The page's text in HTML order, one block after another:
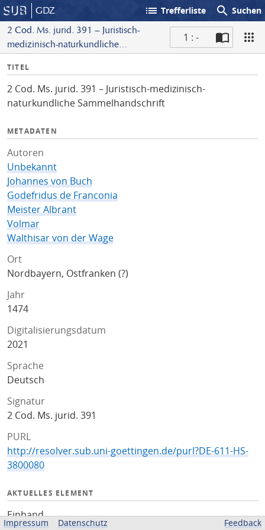
GDZ list Trefferliste search Suchen
2 Cod. Ms. jurid. 391 – Juristisch-
medizinisch-naturkundliche
1 : -
I
f
o
TITEL
2 Cod. Ms. jurid. 391 – Juristisch-medizinisch-
naturkundliche Sammelhandschrift
METADATEN
Autoren
Unbekannt
Johannes von Buch
Godefridus de Franconia
Meister Albrant
Volmar
Walthisar von der Wage
Ort
Nordbayern, Ostfranken (?)
Jahr
1474
Digitalisierungsdatum
2021
Sprache
Deutsch
Signatur
2 Cod. Ms. jurid. 391
PURL
http://resolver.sub.uni-goettingen.de/purl?DE-611-HS-
3800080
AKTUELLES ELEMENT
Einband
Impressum Datenschutz Feedback